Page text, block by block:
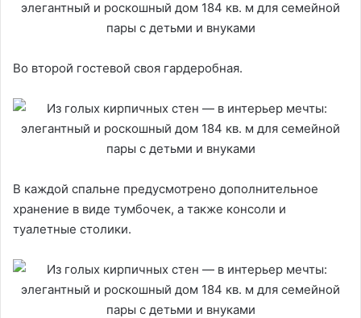
Во второй гостевой своя гардеробная.
В каждой спальне предусмотрено дополнительное
хранение в виде тумбочек, а также консоли и
туалетные столики.